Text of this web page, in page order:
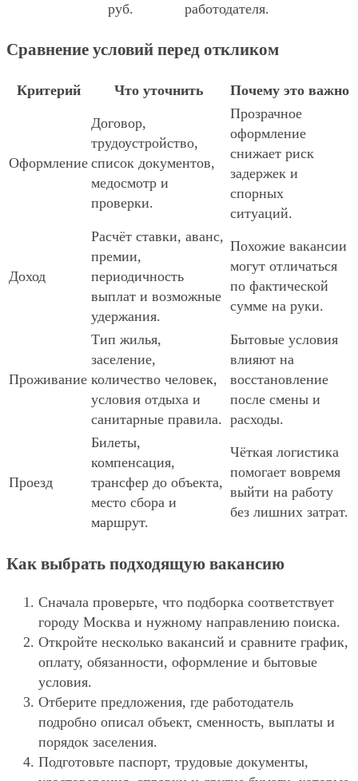
руб.
работодателя.
Сравнение условий перед откликом
Критерий Что уточнить Почему это важно
Оформление
Договор,
трудоустройство,
список документов,
медосмотр и
проверки.
Прозрачное
оформление
снижает риск
задержек и
спорных
ситуаций.
Доход
Расчёт ставки, аванс,
премии,
периодичность
выплат и возможные
удержания.
Похожие вакансии
могут отличаться
по фактической
сумме на руки.
Проживание
Тип жилья,
заселение,
количество человек,
условия отдыха и
санитарные правила.
Бытовые условия
влияют на
восстановление
после смены и
расходы.
Проезд
Билеты,
компенсация,
трансфер до объекта,
место сбора и
маршрут.
Чёткая логистика
помогает вовремя
выйти на работу
без лишних затрат.
Как выбрать подходящую вакансию
Сначала проверьте, что подборка соответствует
городу Москва и нужному направлению поиска.
Откройте несколько вакансий и сравните график,
оплату, обязанности, оформление и бытовые
условия.
Отберите предложения, где работодатель
подробно описал объект, сменность, выплаты и
порядок заселения.
Подготовьте паспорт, трудовые документы,